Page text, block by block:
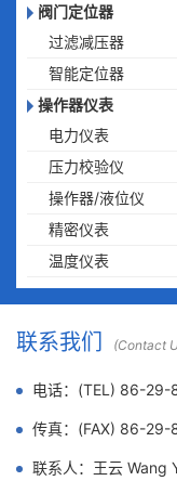
阀门定位器
过滤减压器
智能定位器
操作器仪表
电力仪表
压力校验仪
操作器/液位仪
精密仪表
温度仪表
联系我们 (Contact
电话：(TEL) 86-
传真：(FAX) 86-
联系人：王云 Wang